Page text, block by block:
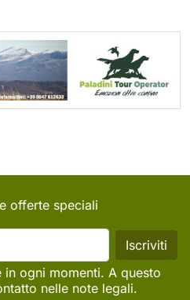
offerte speciali
ogni momenti. A questo
nelle note legali.